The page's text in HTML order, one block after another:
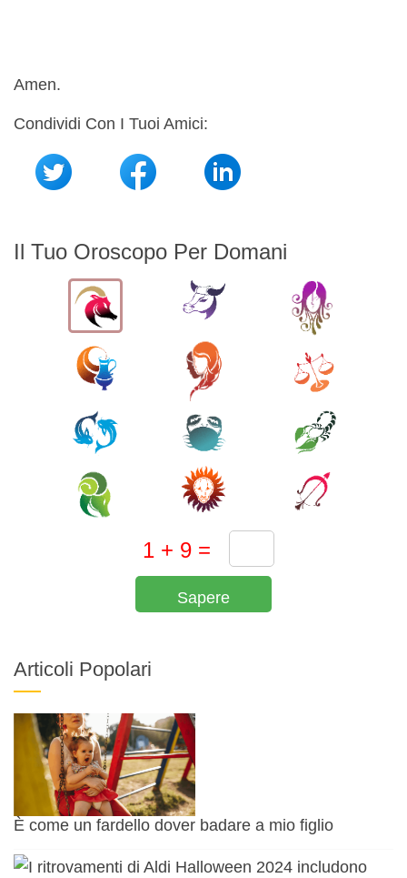
Amen.
Condividi Con I Tuoi Amici:
Il Tuo Oroscopo Per Domani
Sapere
Articoli Popolari
È come un fardello dover badare a mio figlio